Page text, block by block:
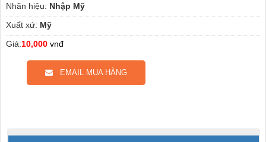
Nhãn hiệu: Nhập Mỹ
Xuất xứ: Mỹ
Giá:10,000 vnđ
EMAIL MUA HÀNG